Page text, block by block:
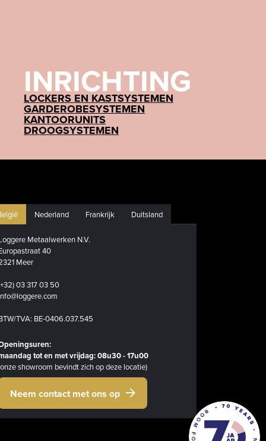
INRICHTING
LOCKERS EN KASTSYSTEMEN
GARDEROBESYSTEMEN
KANTOORUNITS
DROOGSYSTEMEN
Nederland Frankrijk Duitsland
Metaalwerken N.V.
40
Meer
03 317 03 50
TVA: BE-0406.037.545
tot en met vrijdag: 08u30 - 17u00
showroom bevindt zich op deze locatie)
Neem contact met ons op